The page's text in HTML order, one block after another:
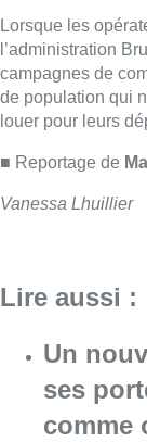
Lorsque les
l’administration
campagnes de
de population qui
louer pour leurs
■ Reportage de
Vanessa Lhuillier
Lire aussi :
Un
ses
comme